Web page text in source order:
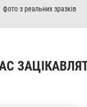
фото з реальних зразків